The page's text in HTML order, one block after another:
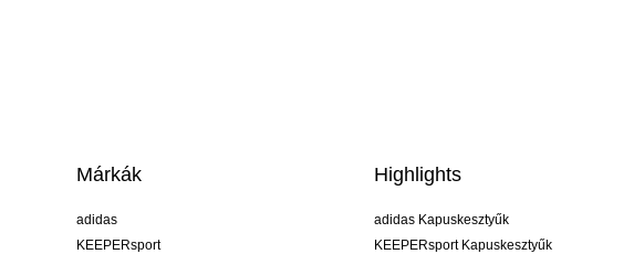
Márkák
adidas
KEEPERsport
Highlights
adidas Kapuskesztyűk
KEEPERsport Kapuskesztyűk